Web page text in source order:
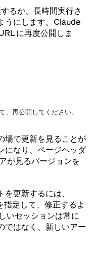
るか、長時間実行さ
うにします。Claude
に再度公開しま
、再公開してください。
場で更新を見ることが
になり、ページヘッダ
が見るバージョンを
更新するには、
定して、修正するよ
いセッションは常に
ではなく、新しいアー